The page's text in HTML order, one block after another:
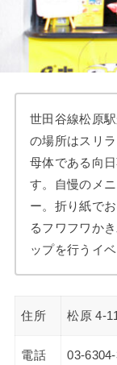
世田谷線松原
の場所はスリ
母体である向
す。自慢のメ
ー。折り紙で
るフワフワか
ップを行うイ
住所 松原 4-
電話 03-